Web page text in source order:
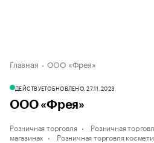
Главная ООО «Фрея»
ДЕЙСТВУЕТОБНОВЛЕНО, 27.11.2023
ООО «Фрея»
Розничная торговля
Розничная
магазинах
Розничная торговля